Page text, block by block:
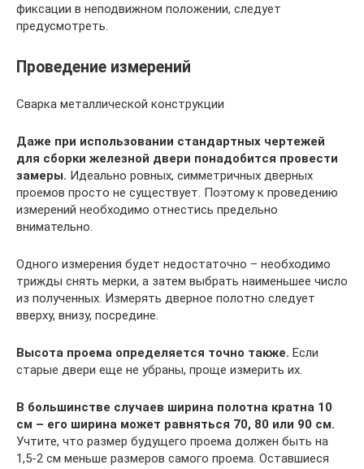
фиксации в неподвижном положении, следует
предусмотреть.
Проведение измерений
Сварка металлической конструкции
Даже при использовании стандартных чертежей
для сборки железной двери понадобится провести
замеры. Идеально ровных, симметричных дверных
проемов просто не существует. Поэтому к проведению
измерений необходимо отнестись предельно
внимательно.
Одного измерения будет недостаточно – необходимо
трижды снять мерки, а затем выбрать наименьшее число
из полученных. Измерять дверное полотно следует
вверху, внизу, посредине.
Высота проема определяется точно также. Если
старые двери еще не убраны, проще измерить их.
В большинстве случаев ширина полотна кратна 10
см – его ширина может равняться 70, 80 или 90 см.
Учтите, что размер будущего проема должен быть на
1,5-2 см меньше размеров самого проема. Оставшиеся